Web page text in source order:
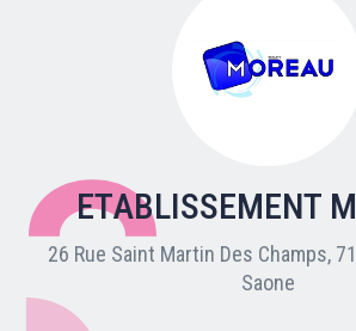
Nos adhérents
Carte du réseau
Nos partenaires
ETABLISSEMENT
26 Rue Saint Martin Des Champs,
Saone